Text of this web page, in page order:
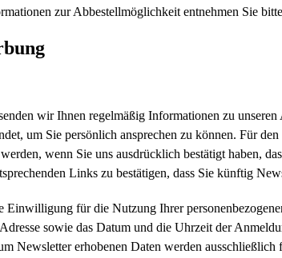
zur Abbestellmöglichkeit entnehmen Sie
wir Ihnen regelmäßig Informationen zu
um Sie persönlich ansprechen zu können. Für
wenn Sie uns ausdrücklich bestätigt haben,
Links zu bestätigen, dass Sie künftig
für die Nutzung Ihrer
sowie das Datum und die Uhrzeit der
Newsletter erhobenen Daten werden